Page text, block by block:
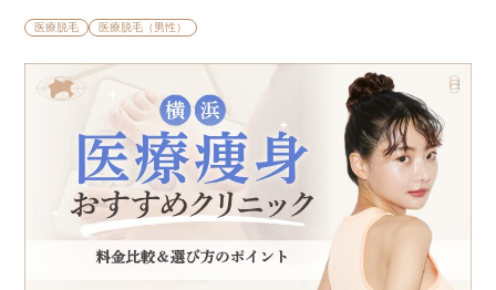
医療脱毛 医療脱毛（男性）